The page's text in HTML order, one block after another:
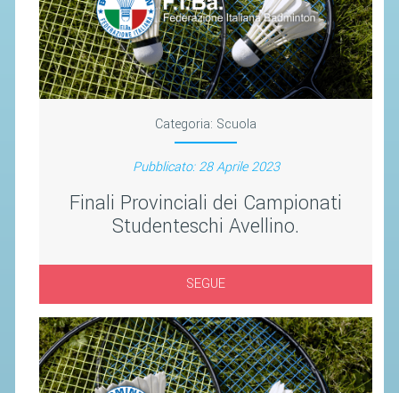
Categoria: Scuola
Pubblicato: 28 Aprile 2023
Finali Provinciali dei Campionati
Studenteschi Avellino.
SEGUE